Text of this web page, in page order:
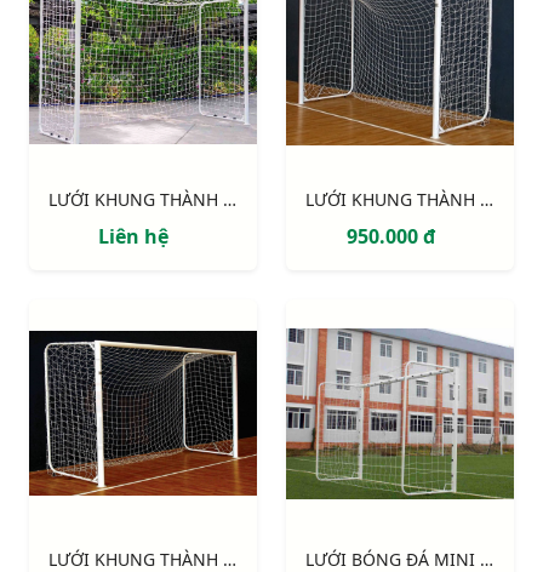
LƯỚI KHUNG THÀNH 5 NGƯỜI CAO CẤP 234110
Liên hệ
LƯỚI KHUNG THÀNH 234120
950.000 đ
LƯỚI KHUNG THÀNH 5 NGƯỜI 233120 LƯỚI BÓNG ĐÁ MINI và BÓNG NÉM S16882W